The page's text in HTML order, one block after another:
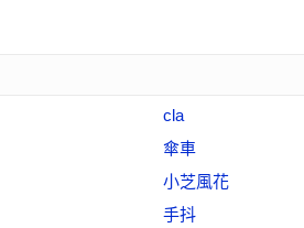
cla
傘車
小芝風花
手抖